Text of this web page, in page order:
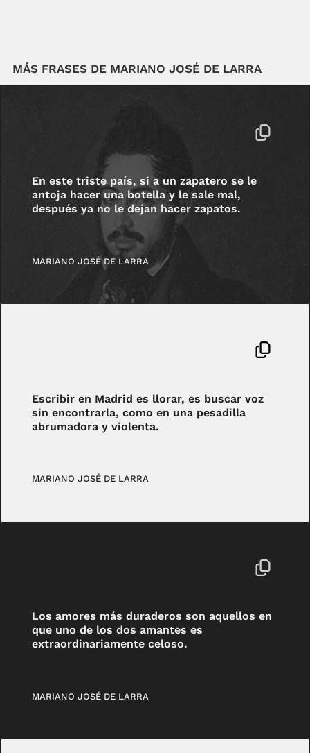
MÁS FRASES DE MARIANO JOSÉ DE LARRA
En este triste país, si a un zapatero se le
antoja hacer una botella y le sale mal,
después ya no le dejan hacer zapatos.
MARIANO JOSÉ DE LARRA
Escribir en Madrid es llorar, es buscar voz
sin encontrarla, como en una pesadilla
abrumadora y violenta.
MARIANO JOSÉ DE LARRA
Los amores más duraderos son aquellos en
que uno de los dos amantes es
extraordinariamente celoso.
MARIANO JOSÉ DE LARRA